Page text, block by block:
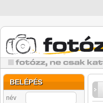
BELÉPÉS
név